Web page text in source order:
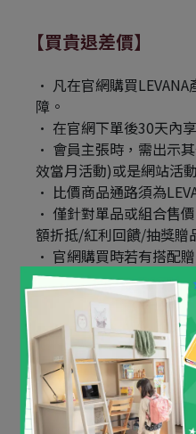
【買貴退差價】
凡在官網購買
障。
在官網下單後30天內
會員主張時，需出示
效當月活動)或是網站活
比價商品通路須為
僅針對單品或組合售
額折抵/紅利回饋/抽獎贈
官網購買時若有搭配
準時，需扣除贈品之價
若其他通路文宣商品
明為準。
【退款流程】